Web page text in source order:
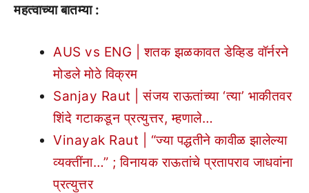
महत्वाच्या बातम्या :
AUS vs ENG | शतक झळकावत डेव्हिड वॉर्नरने
मोडले मोठे विक्रम
Sanjay Raut | संजय राऊतांच्या ‘त्या’ भाकीतवर
शिंदे गटाकडून प्रत्युत्तर, म्हणाले…
Vinayak Raut | “ज्या पद्धतीने कावीळ झालेल्या
व्यक्तींना…” ; विनायक राऊतांचे प्रतापराव जाधवांना
प्रत्युत्तर